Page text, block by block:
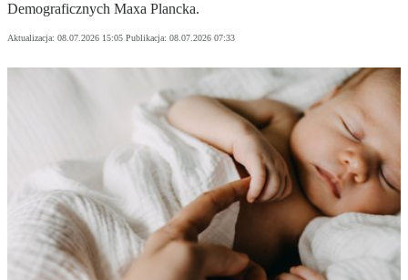
Demograficznych Maxa Plancka.
Aktualizacja: 08.07.2026 15:05 Publikacja: 08.07.2026 07:33